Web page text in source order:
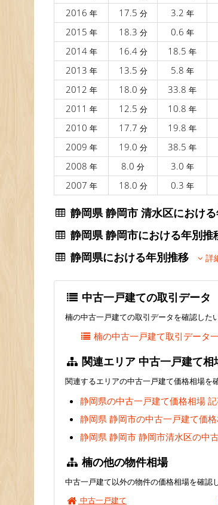
2016 年 17.5 分 3.2 年
2015 年 18.3 分 0.6 年
2014 年 16.4 分 18.5 年
2013 年 13.5 分 5.8 年
2012 年 18.0 分 33.8 年
2011 年 12.5 分 10.8 年
2010 年 17.7 分 19.8 年
2009 年 19.0 分 38.5 年
2008 年 8.0 分 3.0 年
2007 年 18.0 分 0.3 年
静岡県 静岡市 清水区におけ
静岡県 静岡市における年別
静岡県における年別推移 詳
中古一戸建ての取引データ
楠の中古一戸建ての取引データを確認した
楠の中古一戸建て取引データ
関連エリア 中古一戸建て相
関連するエリアの中古一戸建て価格相場を
静岡県の中古一戸建て価格相場
静岡県 静岡市の中古一戸建て価
静岡県 静岡市 静岡市清水区の中
楠の他の物件相場
中古一戸建て以外の物件の価格相場を確認
中古一戸建て